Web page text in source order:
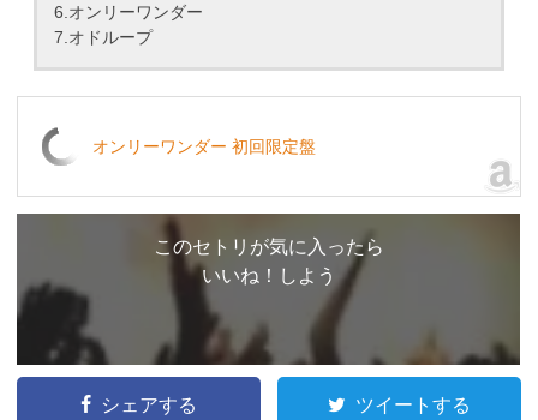
6.オンリーワンダー
7.オドループ
オンリーワンダー 初回限定盤
このセトリが気に入ったら
いいね！しよう
シェアする ツイートする